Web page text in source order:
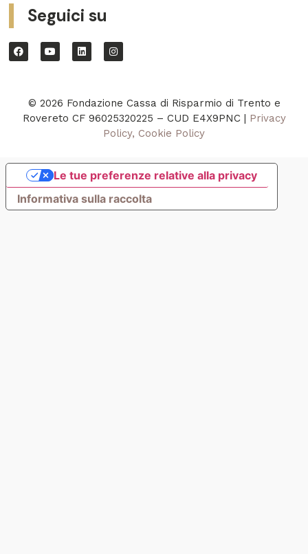
Seguici su
© 2026 Fondazione Cassa di Risparmio di Trento e
Rovereto CF 96025320225 – CUD E4X9PNC | Privacy
Policy, Cookie Policy
Informativa sulla raccolta
Le tue preferenze relative alla privacy